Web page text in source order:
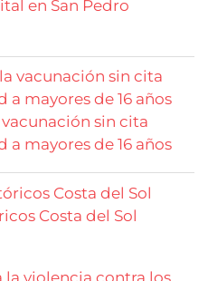
en San Pedro
sin cita
mayores de 16 años
Costa del Sol